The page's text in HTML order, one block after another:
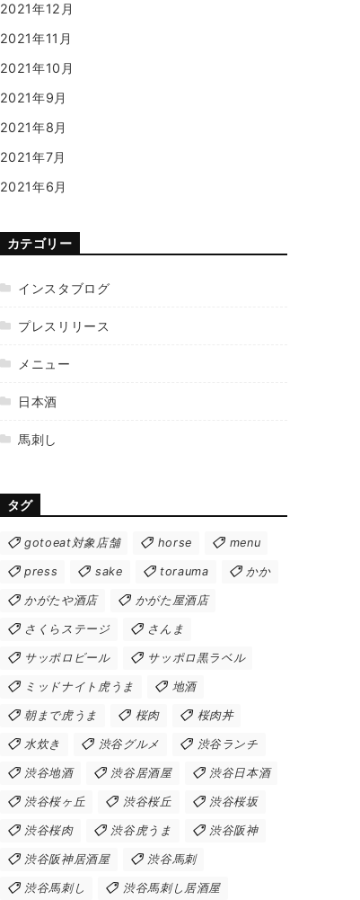
2021年12月
2021年11月
2021年10月
2021年9月
2021年8月
2021年7月
2021年6月
カテゴリー
インスタブログ
プレスリリース
メニュー
日本酒
馬刺し
タグ
gotoeat対象店舗 horse menu
press sake torauma かか
かがたや酒店 かがた屋酒店
さくらステージ さんま
サッポロビール サッポロ黒ラベル
ミッドナイト虎うま 地酒
朝まで虎うま 桜肉 桜肉丼
水炊き 渋谷グルメ 渋谷ランチ
渋谷地酒 渋谷居酒屋 渋谷日本酒
渋谷桜ヶ丘 渋谷桜丘 渋谷桜坂
渋谷桜肉 渋谷虎うま 渋谷阪神
渋谷阪神居酒屋 渋谷馬刺
渋谷馬刺し 渋谷馬刺し居酒屋